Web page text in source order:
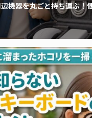
機器を丸ごと持ち運ぶ